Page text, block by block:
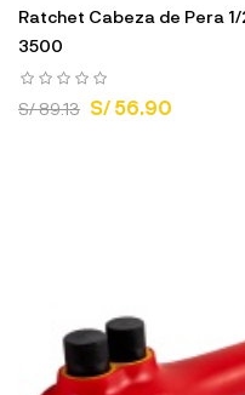
Ratchet Cabeza de Pera
3500
S/ 89.13 S/ 56.90